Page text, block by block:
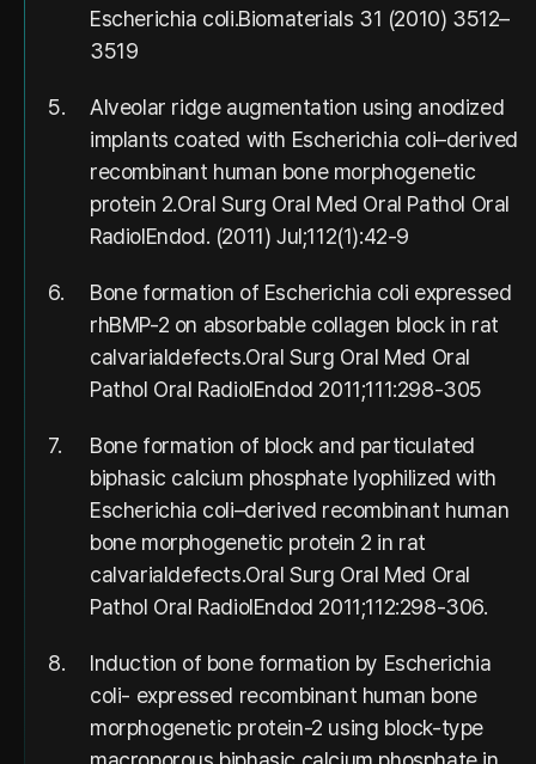
Escherichia coli.Biomaterials 31 (2010) 3512–
3519
5.
Alveolar ridge augmentation using anodized
implants coated with Escherichia coli–derived
recombinant human bone morphogenetic
protein 2.Oral Surg Oral Med Oral Pathol Oral
RadiolEndod. (2011) Jul;112(1):42-9
6.
Bone formation of Escherichia coli expressed
rhBMP-2 on absorbable collagen block in rat
calvarialdefects.Oral Surg Oral Med Oral
Pathol Oral RadiolEndod 2011;111:298-305
7.
Bone formation of block and particulated
biphasic calcium phosphate lyophilized with
Escherichia coli–derived recombinant human
bone morphogenetic protein 2 in rat
calvarialdefects.Oral Surg Oral Med Oral
Pathol Oral RadiolEndod 2011;112:298-306.
8.
Induction of bone formation by Escherichia
coli- expressed recombinant human bone
morphogenetic protein-2 using block-type